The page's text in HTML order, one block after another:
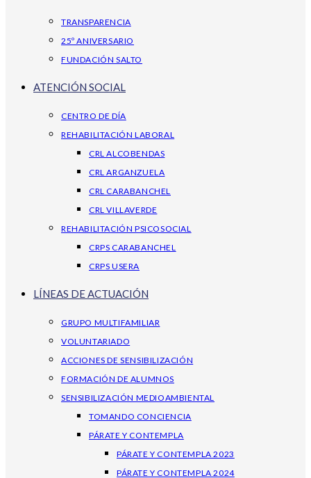
TRANSPARENCIA
25º ANIVERSARIO
FUNDACIÓN SALTO
ATENCIÓN SOCIAL
CENTRO DE DÍA
REHABILITACIÓN LABORAL
CRL ALCOBENDAS
CRL ARGANZUELA
CRL CARABANCHEL
CRL VILLAVERDE
REHABILITACIÓN PSICOSOCIAL
CRPS CARABANCHEL
CRPS USERA
LÍNEAS DE ACTUACIÓN
GRUPO MULTIFAMILIAR
VOLUNTARIADO
ACCIONES DE SENSIBILIZACIÓN
FORMACIÓN DE ALUMNOS
SENSIBILIZACIÓN MEDIOAMBIENTAL
TOMANDO CONCIENCIA
PÁRATE Y CONTEMPLA
PÁRATE Y CONTEMPLA 2023
PÁRATE Y CONTEMPLA 2024